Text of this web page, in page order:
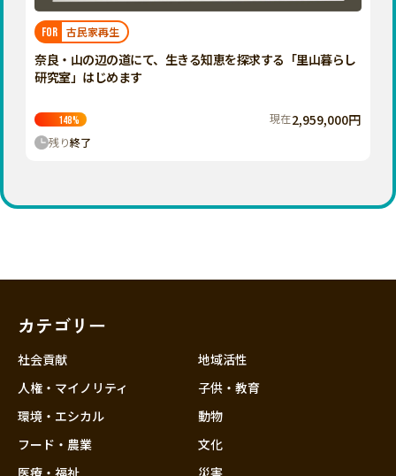
神奈川
石川
近畿
福岡 佐賀
宮崎
鹿児島 沖縄
FOR 古民家再生
奈良・山の辺の道にて、生きる知恵を探求する「里山暮らし
研究室」はじめます
148% 現在2,959,000円
残り終了
カテゴリー
社会貢献
人権・マイノリティ
環境・エシカル
フード・農業
医療・福祉
地域活性
子供・教育
動物
文化
災害